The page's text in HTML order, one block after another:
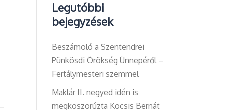
Legutóbbi
bejegyzések
Beszámoló a Szentendrei
Pünkösdi Örökség Ünnepéről –
Fertálymesteri szemmel
Maklár II. negyed idén is
megkoszorúzta Kocsis Bernát